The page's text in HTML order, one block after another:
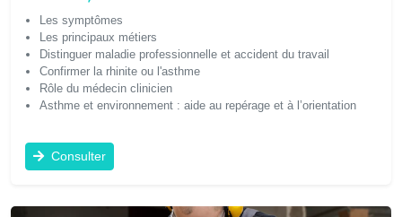
Les symptômes
Les principaux métiers
Distinguer maladie professionnelle et accident du travail
Confirmer la rhinite ou l'asthme
Rôle du médecin clinicien
Asthme et environnement : aide au repérage et à l’orientation
Consulter